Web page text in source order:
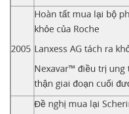
2005
Hoàn tất mua lại bộ
khỏe của Roche
Lanxess AG tách ra
Nexavar™ điều trị
thận giai đoạn cuối
Đề nghị mua lại